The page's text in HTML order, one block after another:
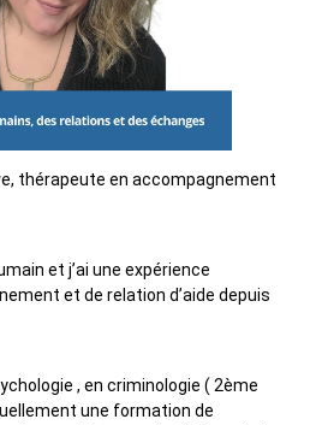
thérapeute en accompagnement
et j’ai une expérience
et de relation d’aide depuis
, en criminologie ( 2ème
une formation de